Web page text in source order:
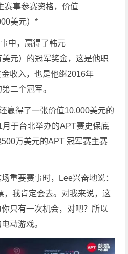
赛事参赛资格，价值
美元）*
中，赢得了韩元
元）的冠军奖金，这是他职
收入，也是他继2016年
二个冠军。
赢得了一张价值10,000美元的
于台北举办的APT赛史保底
万美元的APT 冠军赛主赛
重要赛事时，Lee兴奋地说：
，我肯定会去。对我来说，这
只有一次机会，对吧？所以
动游戏。